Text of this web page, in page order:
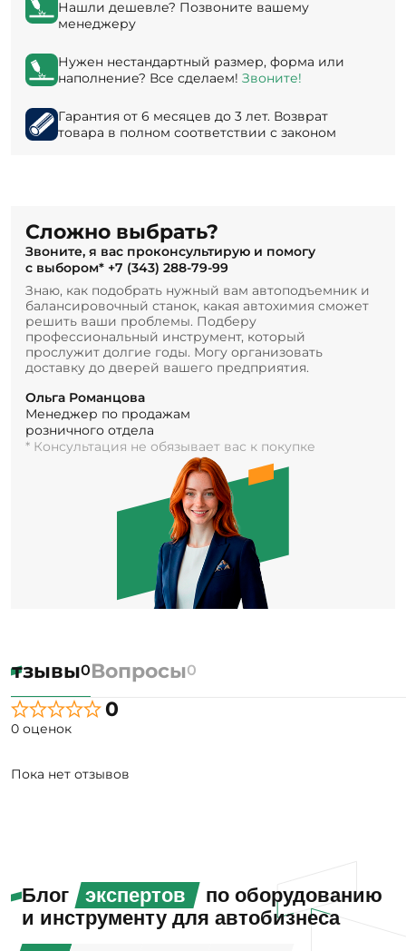
Нашли дешевле? Позвоните вашему
менеджеру
Нужен нестандартный размер, форма или
наполнение? Все сделаем! Звоните!
Гарантия от 6 месяцев до 3 лет. Возврат
товара в полном соответствии с законом
Сложно выбрать?
Звоните, я вас проконсультирую и помогу
с выбором* +7 (343) 288-79-99
Знаю, как подобрать нужный вам автоподъемник и
балансировочный станок, какая автохимия сможет
решить ваши проблемы. Подберу
профессиональный инструмент, который
прослужит долгие годы. Могу организовать
доставку до дверей вашего предприятия.
Ольга Романцова
Менеджер по продажам
розничного отдела
* Консультация не обязывает вас к покупке
0Вопросы0
0
0 оценок
Пока нет отзывов
Блог экспертов
по оборудованию
и инструменту для автобизнеса